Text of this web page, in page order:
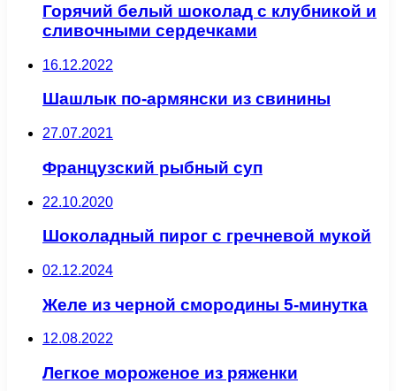
Горячий белый шоколад с клубникой и
сливочными сердечками
16.12.2022
Шашлык по-армянски из свинины
27.07.2021
Французский рыбный суп
22.10.2020
Шоколадный пирог с гречневой мукой
02.12.2024
Желе из черной смородины 5-минутка
12.08.2022
Легкое мороженое из ряженки